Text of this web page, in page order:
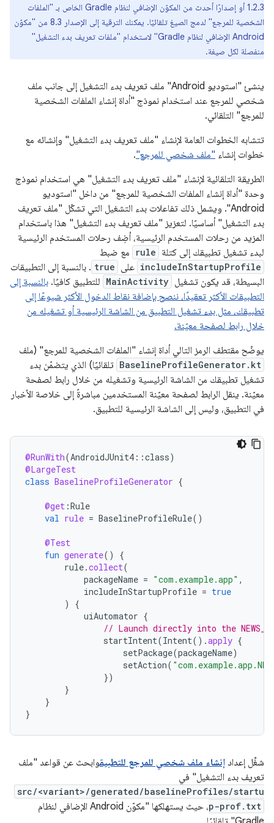
1.2.3 أو إصدارًا أحدث من المكوّن الإضافي لنظام Gradle الخاص بـ "الملفات
الشخصية للمرجع" لدمج الصيغ تلقائيًا. يمكنك الترقية إلى الإصدار 8.3 من "مكوّن
Android الإضافي لنظام Gradle" لاستخدام "ملفات تعريف بدء التشغيل"
منفصلة لكل صيغة.
ينشئ "استوديو Android" ملف تعريف بدء التشغيل إلى جانب ملف
شخصي للمرجع عند استخدام نموذج "أداة إنشاء الملفات الشخصية
للمرجع" التلقائي.
تتشابه الخطوات العامة لإنشاء "ملف تعريف بدء التشغيل" وإنشائه مع
خطوات إنشاء "ملف شخصي للمرجع".
الطريقة التلقائية لإنشاء "ملف تعريف بدء التشغيل" هي استخدام نموذج
وحدة "أداة إنشاء الملفات الشخصية للمرجع" من داخل "استوديو
Android". ويشمل ذلك تفاعلات بدء التشغيل التي تشكّل "ملف تعريف
بدء التشغيل" أساسيًا. لتعزيز "ملف تعريف بدء التشغيل" هذا باستخدام
المزيد من رحلات المستخدم الرئيسية، أضِف رحلات المستخدم الرئيسية
لبدء تشغيل تطبيقك إلى كتلة rule مع ضبط
includeInStartupProfile على true . بالنسبة إلى التطبيقات
البسيطة، قد يكون تشغيل MainActivity للتطبيق كافيًا. بالنسبة إلى
التطبيقات الأكثر تعقيدًا، ننصح بإضافة نقاط الدخول الأكثر شيوعًا إلى
تطبيقك، مثل بدء تشغيل التطبيق من الشاشة الرئيسية أو تشغيله من
خلال رابط لصفحة معيّنة.
يوضّح مقتطف الرمز التالي أداة إنشاء "الملفات الشخصية للمرجع" (ملف
BaselineProfileGenerator.kt تلقائيًا) الذي يتضمّن بدء
تشغيل تطبيقك من الشاشة الرئيسية وتشغيله من خلال رابط لصفحة
معيّنة. ينقل الرابط لصفحة معيّنة المستخدمين مباشرةً إلى خلاصة الأخبار
في التطبيق، وليس إلى الشاشة الرئيسية للتطبيق.
@RunWith(AndroidJUnit4 ::class)
@LargeTest
class BaselineProfileGenerator {
@get :Rule
val rule = BaselineProfileRule()
@Test
fun generate()
{
rule.collect(
packageName = "com.example.app" ,
includeInStartupProfile = true
)
{
uiAutomator {
// Launch directly into the
startIntent(Intent().apply {
setPackage(packageName)
setAction(
})
}
}
}
شغِّل إعداد إنشاء ملف شخصي للمرجع للتطبيقوابحث عن قواعد "ملف
تعريف بدء التشغيل" في
src/<variant>/generated/baselineProfiles/startu
p-prof.txt
، حيث يستهلكها "مكوّن Android الإضافي لنظام